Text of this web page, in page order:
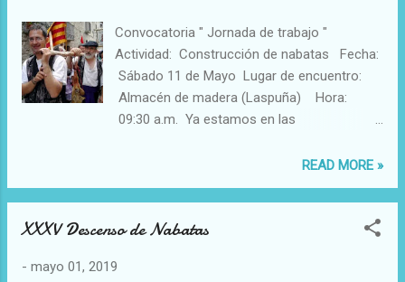
Convocatoria " Jornada de trabajo "
Actividad: Construcción de nabatas Fecha:
Sábado 11 de Mayo Lugar de encuentro:
Almacén de madera (Laspuña) Hora:
09:30 a.m. Ya estamos en las
las nabatas, hay que llevar la madera a la
placha, remallar los berdugos, atar los trallos
para hacer los trampos... y un sinfín de
tareas que nos permitirán aguar las nabatas
descenso por el Zinca el día 19,
READ MORE »
XXXV Descenso de Nabatas
- mayo 01, 2019